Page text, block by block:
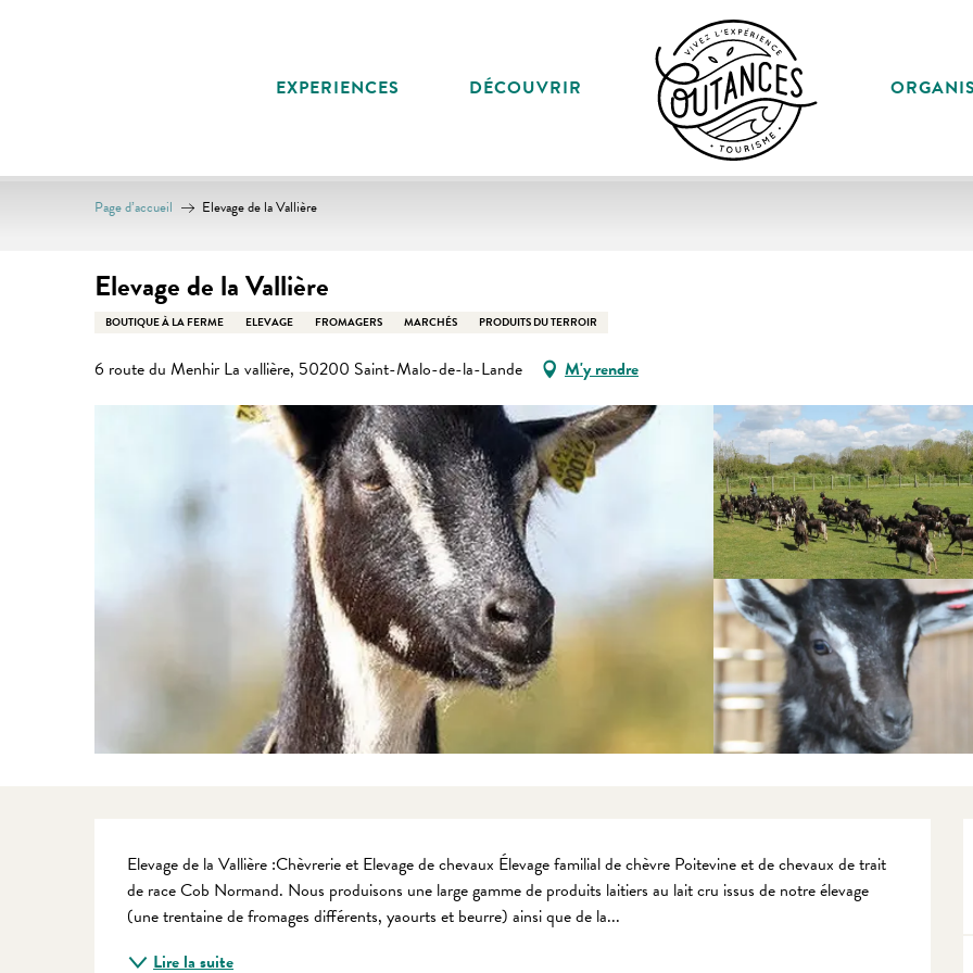
EXPERIENCES DÉCOUVRIR
Page d’accueil Elevage de la Vallière
Elevage de la Vallière
BOUTIQUE À LA FERME ELEVAGE FROMAGERS MARCHÉS PRODUITS DU TERROIR
6 route du Menhir La vallière, 50200 Saint-Malo-de-la-Lande M'y rendre
Description
Elevage de la Vallière :Chèvrerie et Elevage de chevaux Élevage familial de chèvre Poitevine et de chevaux de trait
de race Cob Normand. Nous produisons une large gamme de produits laitiers au lait cru issus de notre élevage
(une trentaine de fromages différents, yaourts et beurre) ainsi que de la...
Lire la suite